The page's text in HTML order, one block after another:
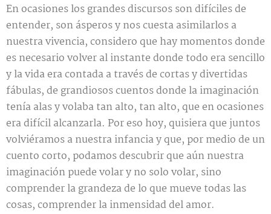
En ocasiones los grandes discursos son difíciles de
entender, son ásperos y nos cuesta asimilarlos a
nuestra vivencia, considero que hay momentos donde
es necesario volver al instante donde todo era sencillo
y la vida era contada a través de cortas y divertidas
fábulas, de grandiosos cuentos donde la imaginación
tenía alas y volaba tan alto, tan alto, que en ocasiones
era difícil alcanzarla. Por eso hoy, quisiera que juntos
volviéramos a nuestra infancia y que, por medio de un
cuento corto, podamos descubrir que aún nuestra
imaginación puede volar y no solo volar, sino
comprender la grandeza de lo que mueve todas las
cosas, comprender la inmensidad del amor.